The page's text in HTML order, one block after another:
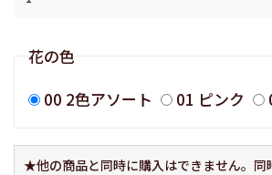
花の色
00 2色アソート
01 ピンク
★他の商品と同時に購入はできません。同